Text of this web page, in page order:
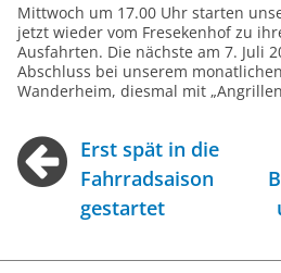
Mittwoch um 17.00 Uhr starten
jetzt wieder vom Fresekenhof zu
Ausfahrten. Die nächste am 7. Juli
Abschluss bei unserem
Wanderheim, diesmal mit
Erst spät in die
Fahrradsaison
gestartet